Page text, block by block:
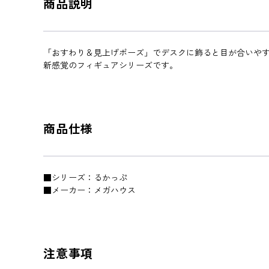
「おすわり＆見上げポーズ」でデスクに飾ると目が合いや
新感覚のフィギュアシリーズです。
商品仕様
■シリーズ：るかっぷ
■メーカー：メガハウス
注意事項